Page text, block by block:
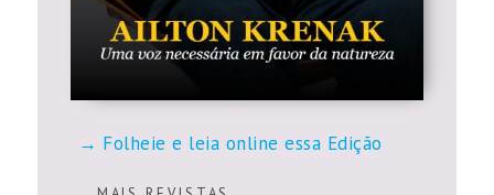
Folheie e leia online essa Edição